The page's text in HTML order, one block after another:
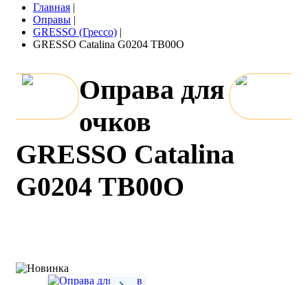
Главная |
Оправы |
GRESSO (Грессо) |
GRESSO Catalina G0204 TB00O
Оправа для
очков
GRESSO Catalina
G0204 TB00O